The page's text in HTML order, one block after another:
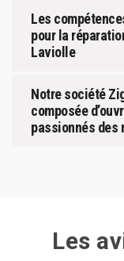
Les
pour la
Laviolle
Notre société
composée
passionnés des
Les